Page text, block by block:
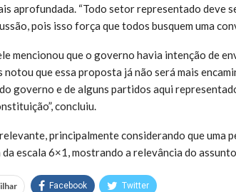
aprofundada. “Todo setor representado deve
pois isso força que todos busquem uma
mencionou que o governo havia intenção de
notou que essa proposta já não será mais
governo e de alguns partidos aqui
concluiu.
principalmente considerando que uma
da escala 6×1, mostrando a relevância do
Facebook Twitter